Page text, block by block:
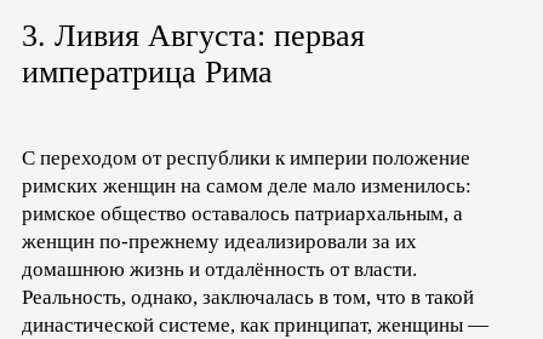
3. Ливия Августа: первая
императрица Рима
С переходом от республики к империи положение
римских женщин на самом деле мало изменилось:
римское общество оставалось патриархальным, а
женщин по-прежнему идеализировали за их
домашнюю жизнь и отдалённость от власти.
Реальность, однако, заключалась в том, что в такой
династической системе, как принципат, женщины —